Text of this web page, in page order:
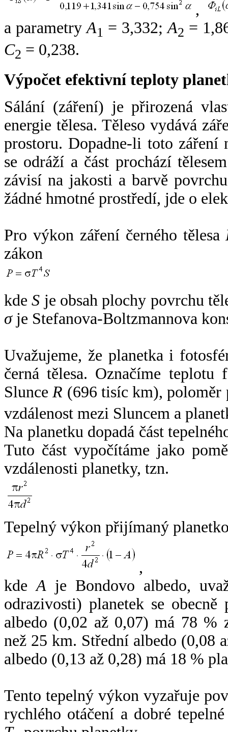
,
a parametryA1 = 3,332;A2 =
C2 = 0,238.
Výpočet efektivní teploty
Sálání (záření) je přirozená
energie tělesa. Těleso vydává
prostoru. Dopadne-li toto záření
se odráží a část prochází
závisí na jakosti a barvě
žádné hmotné prostředí, jde o
Pro výkon záření černého tělesa
zákon
kdeS je obsah plochy povrchu
σje Stefanova-Boltzmannova
Uvažujeme, že planetka i
černá tělesa. Označíme
SlunceR (696 tisíc km),
vzdálenost mezi Sluncem a
Na planetku dopadá část
Tuto část vypočítáme jako
vzdálenosti planetky, tzn.
Tepelný výkon přijímaný
,
kdeA je Bondovo albedo,
odrazivosti) planetek se
albedo (0,02 až 0,07) má 78 %
než 25 km. Střední albedo (0,08
albedo (0,13 až 0,28) má 18 %
Tento tepelný výkon vyzařuje
rychlého otáčení a dobré